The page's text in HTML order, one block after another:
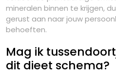
mineralen binnen te krijgen,
gerust aan naar jouw
behoeften.
Mag ik
dit dieet schema?